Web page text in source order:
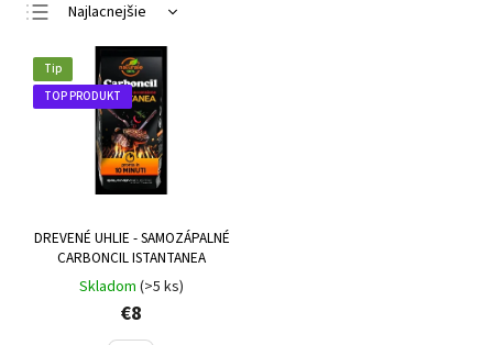
Najlacnejšie
Najdrahšie
Najpredávanejšie
Abecedne
Tip
TOP PRODUKT
DREVENÉ UHLIE - SAMOZÁPALNÉ
CARBONCIL ISTANTANEA
Skladom (>5 ks)
€8